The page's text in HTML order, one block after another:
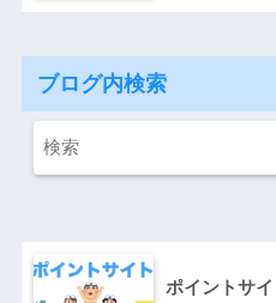
ブログ内検索
ポイントサ